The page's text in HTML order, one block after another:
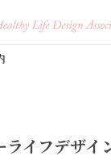
ライフデザイ